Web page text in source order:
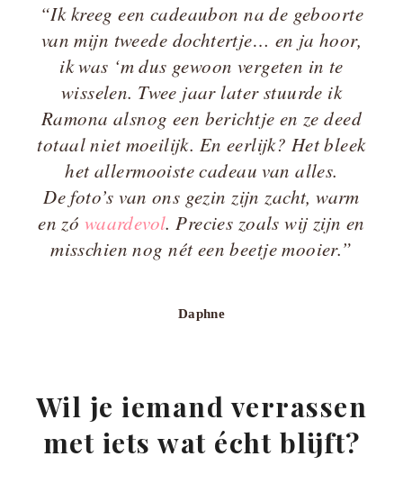
“Ik kreeg een cadeaubon na de geboorte
van mijn tweede dochtertje… en ja hoor,
ik was ‘m dus gewoon vergeten in te
wisselen. Twee jaar later stuurde ik
Ramona alsnog een berichtje en ze deed
totaal niet moeilijk. En eerlijk? Het bleek
het allermooiste cadeau van alles.
De foto’s van ons gezin zijn zacht, warm
en zó waardevol. Precies zoals wij zijn en
misschien nog nét een beetje mooier.”
Daphne
Wil je iemand verrassen
met iets wat écht blijft?